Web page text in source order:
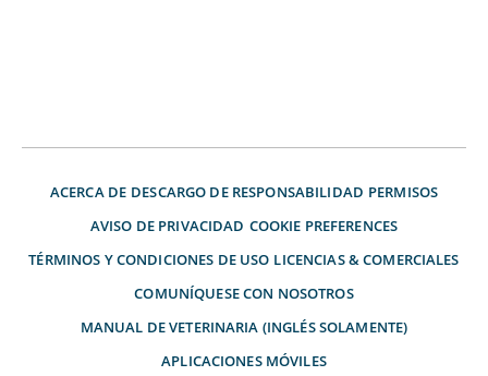
ACERCA DE DESCARGO DE RESPONSABILIDAD PERMISOS
AVISO DE PRIVACIDAD COOKIE PREFERENCES
TÉRMINOS Y CONDICIONES DE USO LICENCIAS & COMERCIALES
COMUNÍQUESE CON NOSOTROS
MANUAL DE VETERINARIA (INGLÉS SOLAMENTE)
APLICACIONES MÓVILES